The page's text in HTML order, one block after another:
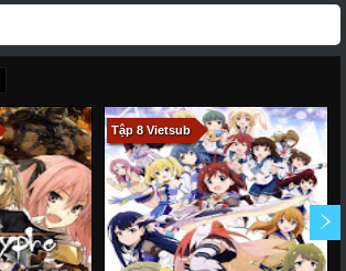
Tập 8 Vietsub